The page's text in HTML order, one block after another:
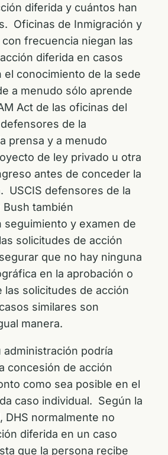
diferida y cuántos han
Oficinas de Inmigración y
con frecuencia niegan las
diferida en casos
el conocimiento de la sede
a menudo sólo aprende
Act de las oficinas del
de la
prensa y a menudo
de ley privado u otra
antes de conceder la
USCIS defensores de la
también
seguimiento y examen de
solicitudes de acción
que no hay ninguna
en la aprobación o
las solicitudes de acción
similares son
manera.
administración podría
concesión de acción
como sea posible en el
caso individual. Según la
DHS normalmente no
diferida en un caso
que la persona recibe